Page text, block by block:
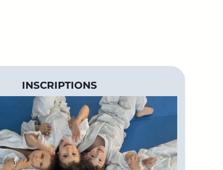
INSCRIPTIONS